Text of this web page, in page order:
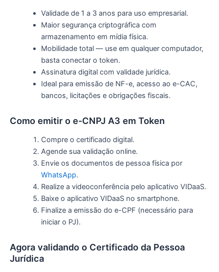
Validade de 1 a 3 anos para uso empresarial.
Maior segurança criptográfica com
armazenamento em mídia física.
Mobilidade total — use em qualquer computador,
basta conectar o token.
Assinatura digital com validade jurídica.
Ideal para emissão de NF-e, acesso ao e-CAC,
bancos, licitações e obrigações fiscais.
Como emitir o e-CNPJ A3 em Token
Compre o certificado digital.
Agende sua validação online.
Envie os documentos de pessoa física por
WhatsApp.
Realize a videoconferência pelo aplicativo VIDaaS.
Baixe o aplicativo VIDaaS no smartphone.
Finalize a emissão do e-CPF (necessário para
iniciar o PJ).
Agora validando o Certificado da Pessoa
Jurídica